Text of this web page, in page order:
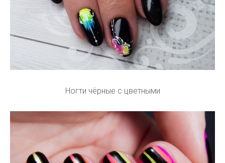
Ногти чёрные с цветными